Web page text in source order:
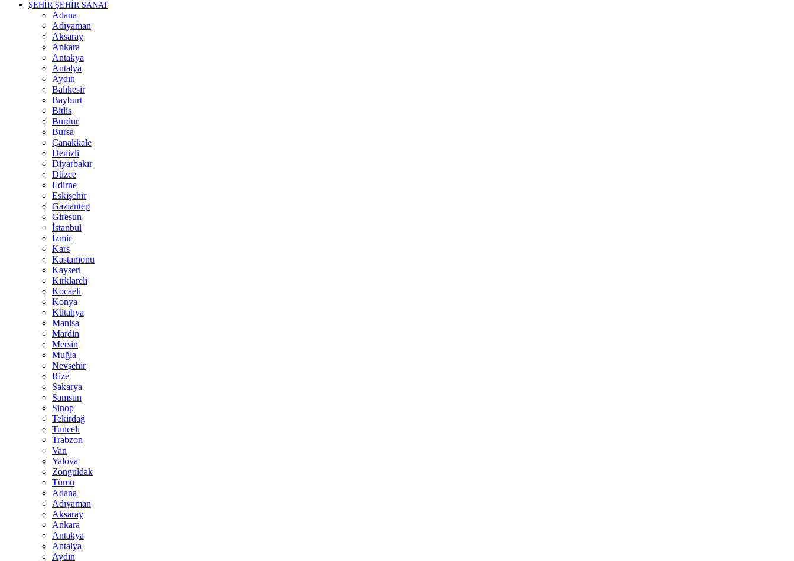
ŞEHİR ŞEHİR SANAT
Adana
Adıyaman
Aksaray
Ankara
Antakya
Antalya
Aydın
Balıkesir
Bayburt
Bitlis
Burdur
Bursa
Çanakkale
Denizli
Diyarbakır
Düzce
Edirne
Eskişehir
Gaziantep
Giresun
İstanbul
İzmir
Kars
Kastamonu
Kayseri
Kırklareli
Kocaeli
Konya
Kütahya
Manisa
Mardin
Mersin
Muğla
Nevşehir
Rize
Sakarya
Samsun
Sinop
Tekirdağ
Tunceli
Trabzon
Van
Yalova
Zonguldak
Tümü
Adana
Adıyaman
Aksaray
Ankara
Antakya
Antalya
Aydın